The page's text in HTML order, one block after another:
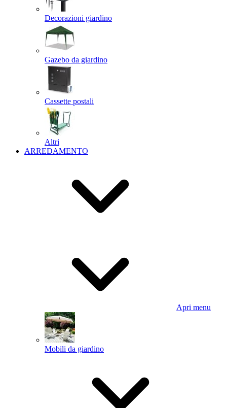
Decorazioni giardino
Gazebo da giardino
Cassette postali
Altri
ARREDAMENTO
Apri menu
Mobili da giardino